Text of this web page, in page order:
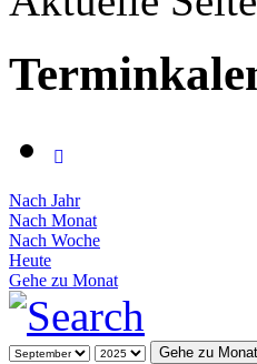
Nach Jahr
Nach Monat
Nach Woche
Heute
Gehe zu Monat
Gehe zu Monat